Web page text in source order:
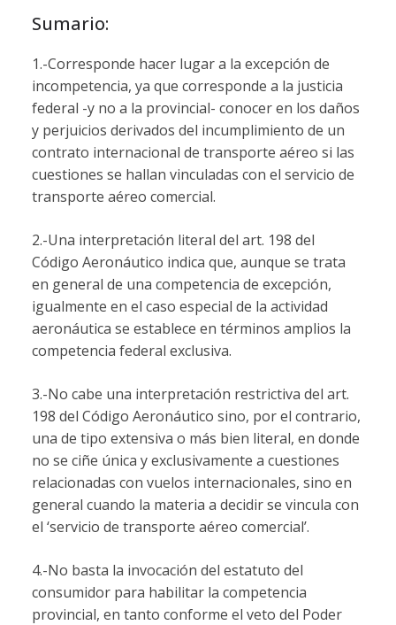
Sumario:
1.-Corresponde hacer lugar a la excepción de
incompetencia, ya que corresponde a la justicia
federal -y no a la provincial- conocer en los daños
y perjuicios derivados del incumplimiento de un
contrato internacional de transporte aéreo si las
cuestiones se hallan vinculadas con el servicio de
transporte aéreo comercial.
2.-Una interpretación literal del art. 198 del
Código Aeronáutico indica que, aunque se trata
en general de una competencia de excepción,
igualmente en el caso especial de la actividad
aeronáutica se establece en términos amplios la
competencia federal exclusiva.
3.-No cabe una interpretación restrictiva del art.
198 del Código Aeronáutico sino, por el contrario,
una de tipo extensiva o más bien literal, en donde
no se ciñe única y exclusivamente a cuestiones
relacionadas con vuelos internacionales, sino en
general cuando la materia a decidir se vincula con
el ‘servicio de transporte aéreo comercial’.
4.-No basta la invocación del estatuto del
consumidor para habilitar la competencia
provincial, en tanto conforme el veto del Poder